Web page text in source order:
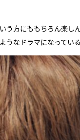
う方にももちろん楽し
うなドラマになってい